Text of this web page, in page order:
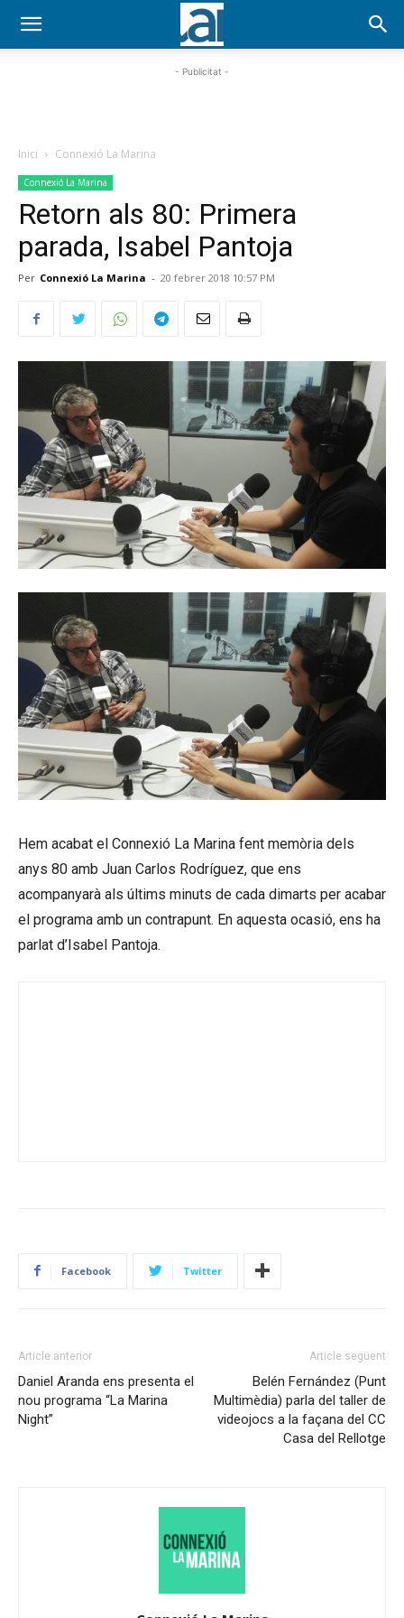
- Publicitat -
Inici Connexió La Marina
Connexió La Marina
Retorn als 80: Primera
parada, Isabel Pantoja
Per Connexió La Marina - 20 febrer 2018 10:57 PM
Hem acabat el Connexió La Marina fent memòria dels
anys 80 amb Juan Carlos Rodríguez, que ens
acompanyarà als últims minuts de cada dimarts per acabar
el programa amb un contrapunt. En aquesta ocasió, ens ha
parlat d’Isabel Pantoja.
Facebook Twitter
Article anterior
Daniel Aranda ens presenta el
nou programa “La Marina
Night”
Article següent
Belén Fernández (Punt
Multimèdia) parla del taller de
videojocs a la façana del CC
Casa del Rellotge